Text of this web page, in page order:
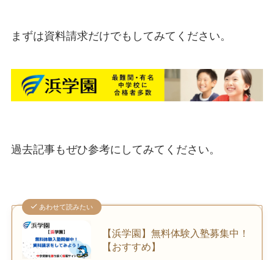
まずは資料請求だけでもしてみてください。
過去記事もぜひ参考にしてみてください。
あわせて読みたい
【浜学園】無料体験入塾募集中！
【おすすめ】